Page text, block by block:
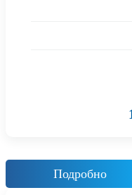
Подробно